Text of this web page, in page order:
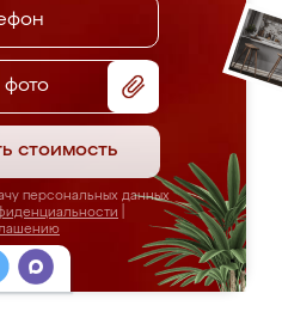
фото
стоимость
персональных данных